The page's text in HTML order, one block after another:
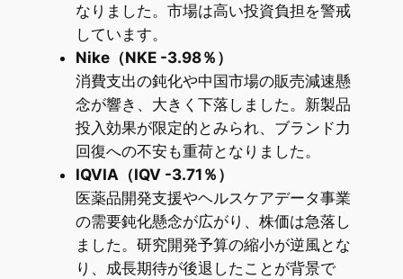
なりました。市場は高い投資負担を警戒
しています。
Nike（NKE -3.98％）
消費支出の鈍化や中国市場の販売減速懸
念が響き、大きく下落しました。新製品
投入効果が限定的とみられ、ブランド力
回復への不安も重荷となりました。
IQVIA（IQV -3.71％）
医薬品開発支援やヘルスケアデータ事業
の需要鈍化懸念が広がり、株価は急落し
ました。研究開発予算の縮小が逆風とな
り、成長期待が後退したことが背景で